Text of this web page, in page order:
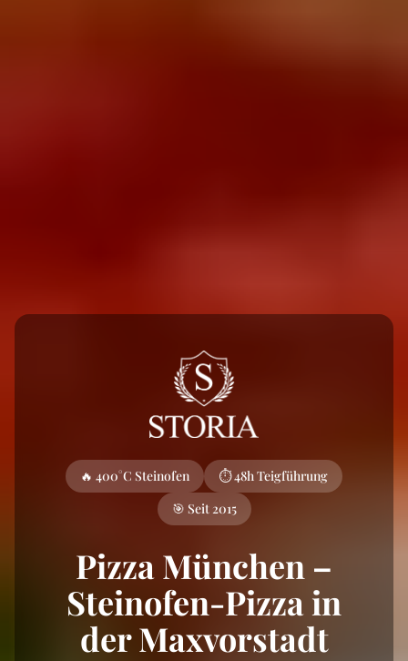
🔥 400°C Steinofen
⏱️ 48h Teigführung
🎯 Seit 2015
Pizza München –
Steinofen-Pizza in
der Maxvorstadt